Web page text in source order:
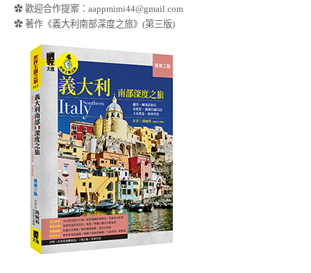
✿ 歡迎合作提案： aappmimi44@gmail.com
✿ 著作《義大利南部深度之旅》(第三版)